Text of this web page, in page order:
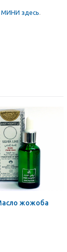
МИНИ здесь.
жожоба